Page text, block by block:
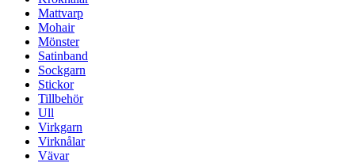
Mattvarp
Mohair
Mönster
Satinband
Sockgarn
Stickor
Tillbehör
Ull
Virkgarn
Virknålar
Vävar